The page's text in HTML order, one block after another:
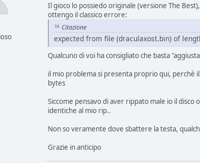
Il gioco lo possiedo originale (versione The
ottengo il classico errore:
Citazione
expected from file (draculaxost.bin) of
Qualcuno di voi ha consigliato che basta
il mio problema si presenta proprio qui, perchè
bytes
Siccome pensavo di aver rippato male io il
identiche al mio rip..
Non so veramente dove sbattere la testa,
Grazie in anticipo